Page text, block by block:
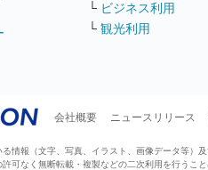
└ ビジネス利用
└ 観光利用
会社概要 ニュースリリース
情報（文字、写真、イラスト、画像データ等）
可なく無断転載・複製などの二次利用を行うこと